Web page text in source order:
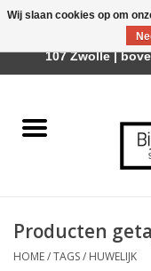
Räder Design Stories
Geurkaarsen
Producten
HOME/TAGS/ HUWELIJK
Wij slaan cookies op om
Afhalen is mogelijk bij
107 Zwolle |